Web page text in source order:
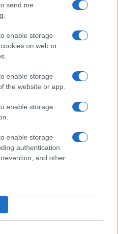
send me
enable storage
on web or
enable storage
the website or app.
enable storage
enable storage
authentication
and other
la
pubblico
il cosiddetto
Sánchez, segnato da
di influenze. Il
relativo alla società
milioni in contratti
e appoggio”
Le gare
un terreno fertile per